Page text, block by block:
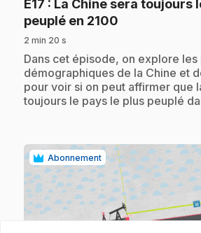
E17 : La Chine sera toujours
peuplé en 2100
2 min 20 s
.Dans cet épisode, on explore
démographiques de la Chine et
pour voir si on peut affirmer que
toujours le pays le plus peuplé
Abonnement